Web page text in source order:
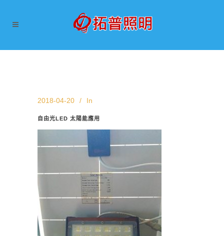
2018-04-20 In
自由光LED 太陽能應用